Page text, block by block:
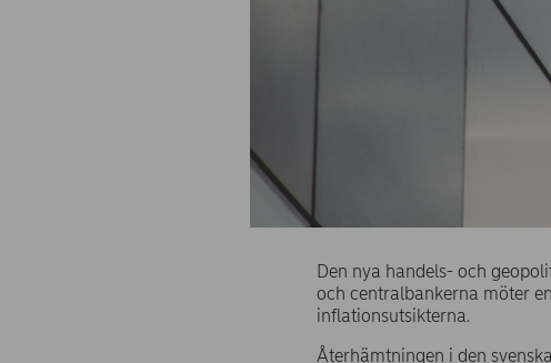
Den nya handels- och
och centralbankerna möter
inflationsutsikterna.
Återhämtningen i den